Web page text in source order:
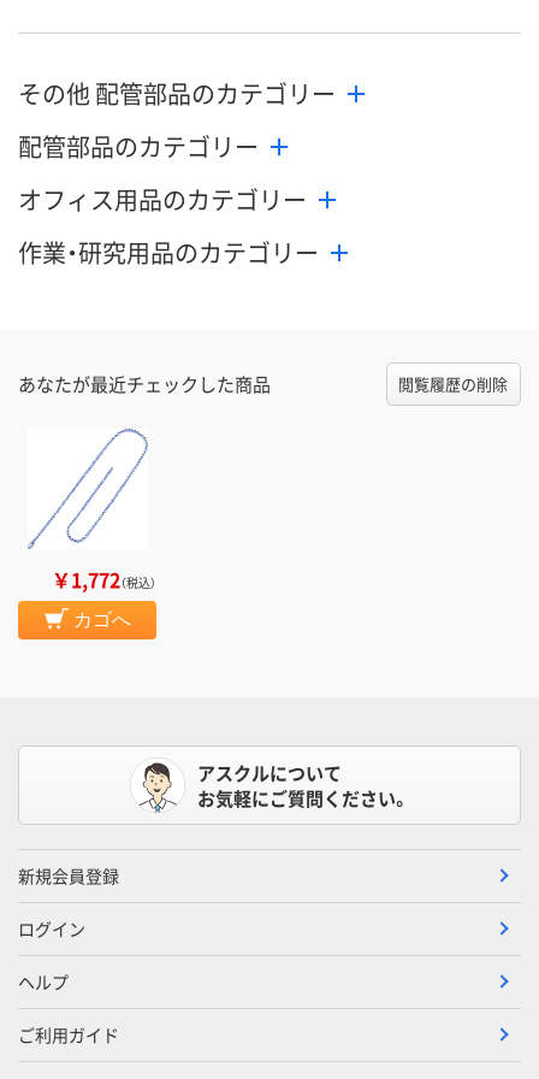
その他 配管部品のカテゴリー
配管部品のカテゴリー
オフィス用品のカテゴリー
作業・研究用品のカテゴリー
あなたが最近チェックした商品 閲覧履歴の削除
￥1,772（税込）
カゴへ
アスクルについて
お気軽にご質問ください。
新規会員登録
ログイン
ヘルプ
ご利用ガイド